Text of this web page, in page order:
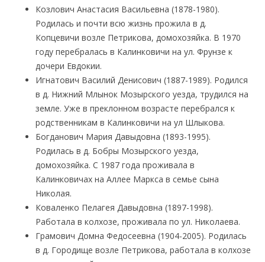
Козлович Анастасия Васильевна (1878-1980).
Родилась и почти всю жизнь прожила в д.
Копцевичи возле Петрикова, домохозяйка. В 1970
году перебралась в Калинковичи на ул. Фрунзе к
дочери Евдокии.
Игнатович Василий Денисович (1887-1989). Родился
в д. Нижний Млынок Мозырского уезда, трудился на
земле. Уже в преклонном возрасте перебрался к
родственникам в Калинковичи на ул Шлыкова.
Богданович Мария Давыдовна (1893-1995).
Родилась в д. Бобры Мозырского уезда,
домохозяйка. С 1987 года проживала в
Калинковичах на Аллее Маркса в семье сына
Николая.
Коваленко Пелагея Давыдовна (1897-1998).
Работала в колхозе, проживала по ул. Николаева.
Грамович Домна Федосеевна (1904-2005). Родилась
в д. Городище возле Петрикова, работала в колхозе